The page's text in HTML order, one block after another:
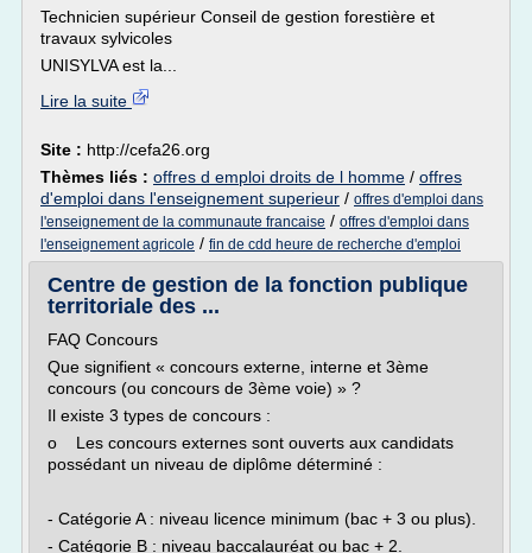
Technicien supérieur Conseil de gestion forestière et
travaux sylvicoles
UNISYLVA est la...
Lire la suite
Site : http://cefa26.org
Thèmes liés : offres d emploi droits de l homme / offres
d'emploi dans l'enseignement superieur / offres d'emploi dans
l'enseignement de la communaute francaise / offres d'emploi dans
l'enseignement agricole / fin de cdd heure de recherche d'emploi
Centre de gestion de la fonction publique
territoriale des ...
FAQ Concours
Que signifient « concours externe, interne et 3ème
concours (ou concours de 3ème voie) » ?
Il existe 3 types de concours :
o Les concours externes sont ouverts aux candidats
possédant un niveau de diplôme déterminé :
- Catégorie A : niveau licence minimum (bac + 3 ou plus).
- Catégorie B : niveau baccalauréat ou bac + 2.